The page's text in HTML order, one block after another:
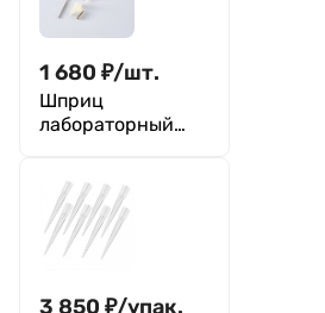
1 680 ₽/шт.
Шприц
лабораторный
вливаний, 5
куб.см, ММИЗ
3 850 ₽/упак.